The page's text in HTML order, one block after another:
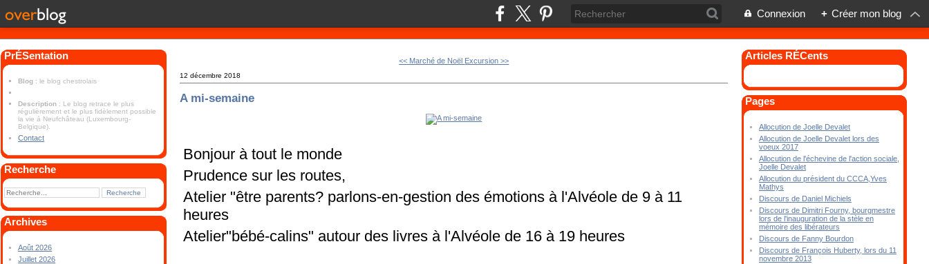
Connexion + Créer mon blog
PrÉSentation
Blog : le blog chestrolais
Description : Le blog retrace le plus
régulièrement et le plus fidèlement possible
la vie à Neufchâteau (Luxembourg-
Belgique).
Contact
Recherche
Archives
Août 2026
Juillet 2026
<< Marché de Noël Excursion >>
12 décembre 2018
A mi-semaine
Bonjour à tout le monde
Prudence sur les routes,
Atelier "être parents? parlons-en-gestion des émotions à l'Alvéole de 9 à 11
heures
Atelier"bébé-calins" autour des livres à l'Alvéole de 16 à 19 heures
Articles RÉCents
Pages
Allocution de Joelle Devalet
Allocution de Joelle Devalet lors des
voeux 2017
Allocution de l'échevine de l'action sociale,
Joelle Devalet
Allocution du président du CCCA,Yves
Mathys
Discours de Daniel Michiels
Discours de Dimitri Fourny, bourgmestre
lors de l'inauguration de la stèle en
mémoire des libérateurs
Discours de Fanny Bourdon
Discours de François Huberty, lors du 11
novembre 2013